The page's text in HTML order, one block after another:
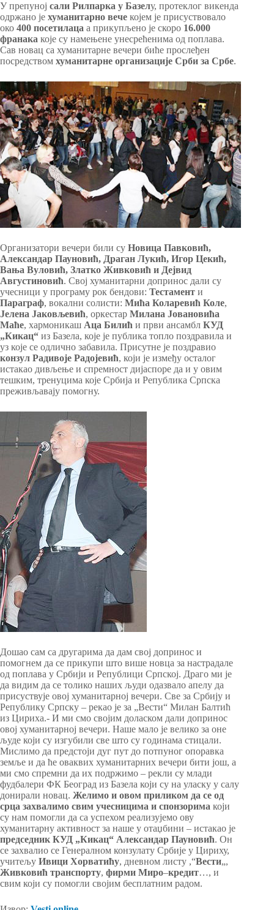
У препуној сали Рилпарка у Базелу, протеклог викенда
одржано је хуманитарно вече којем је присуствовало
око 400 посетилаца а прикупљено је скоро 16.000
франака које су намењене унесрећенима од поплава.
Сав новац са хуманитарне вечери биће прослеђен
посредством хуманитарне организације Срби за Србе.
Организатори вечери били су Новица Павковић,
Александар Пауновић, Драган Лукић, Игор Цекић,
Вања Вуловић, Златко Живковић и Дејвид
Августиновић. Свој хуманитарни допринос дали су
учесници у програму рок бендови: Тестамент и
Параграф, вокални солисти: Мића Коларевић Коле,
Јелена Јаковљевић, оркестар Милана Јовановића
Маће, хармоникаш Аца Билић и први ансамбл КУД
„Кикац“ из Базела, које је публика топло поздравила и
уз које се одлично забавила. Присутне је поздравио
конзул Радивоје Радојевић, који је између осталог
истакао дивљење и спремност дијаспоре да и у овим
тешким, тренуцима које Србија и Република Српска
преживљавају помогну.
Дошао сам са другарима да дам свој допринос и
помогнем да се прикупи што више новца за настрадале
од поплава у Србији и Републици Српској. Драго ми је
да видим да се толико наших људи одазвало апелу да
присуствује овој хуманитарној вечери. Све за Србију и
Републику Српску – рекао је за „Вести“ Милан Балтић
из Цириха.- И ми смо својим доласком дали допринос
овој хуманитарној вечери. Наше мало је велико за оне
људе који су изгубили све што су годинама стицали.
Мислимо да предстоји дуг пут до потпуног опоравка
земље и да ће оваквих хуманитарних вечери бити још, а
ми смо спремни да их подржимо – рекли су млади
фудбалери ФК Београд из Базела који су на уласку у салу
донирали новац. Желимо и овом приликом да се од
срца захвалимо свим учесницима и спонзорима који
су нам помогли да са успехом реализујемо ову
хуманитарну активност за наше у отаџбини – истакао је
председник КУД „Кикац“ Александар Пауновић. Он
се захвалио се Генералном конзулату Србије у Цириху,
учитељу Ивици Хорватићу, дневном листу ,“Вести„,
Живковић транспорту, фирми Миро–кредит…, и
свим који су помогли својим бесплатним радом.